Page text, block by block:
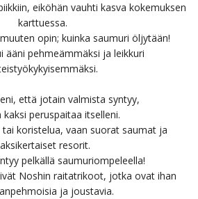
eiköhän vauhti kasva kokemuksen
karttuessa.
opin; kuinka saumuri öljytään!
ääni pehmeämmäksi ja leikkuri
että jotain valmista syntyy,
kaksi peruspaitaa itselleni.
tai koristelua, vaan suorat saumat ja
resorit.
pelkällä saumuriompeleella!
Noshin raitatrikoot, jotka ovat ihan
ja joustavia.